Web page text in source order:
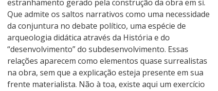
estranhamento gerado pela construção da obra em si.
Que admite os saltos narrativos como uma necessidade
da conjuntura no debate político, uma espécie de
arqueologia didática através da História e do
“desenvolvimento” do subdesenvolvimento. Essas
relações aparecem como elementos quase surrealistas
na obra, sem que a explicação esteja presente em sua
frente materialista. Não à toa, existe aqui um exercício